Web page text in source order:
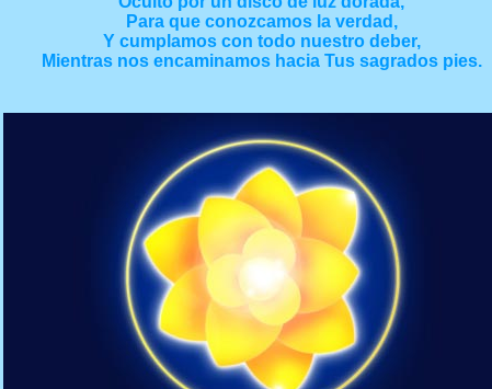
Para que conozcamos la verdad,
Y cumplamos con todo nuestro deber,
Mientras nos encaminamos hacia Tus sagrados pies.